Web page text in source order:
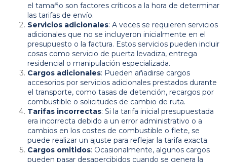
el tamaño son factores críticos a la hora de determinar
las tarifas de envío.
Servicios adicionales: A veces se requieren servicios
adicionales que no se incluyeron inicialmente en el
presupuesto o la factura. Estos servicios pueden incluir
cosas como servicio de puerta levadiza, entrega
residencial o manipulación especializada.
Cargos adicionales: Pueden añadirse cargos
accesorios por servicios adicionales prestados durante
el transporte, como tasas de detención, recargos por
combustible o solicitudes de cambio de ruta.
Tarifas incorrectas: Si la tarifa inicial presupuestada
era incorrecta debido a un error administrativo o a
cambios en los costes de combustible o flete, se
puede realizar un ajuste para reflejar la tarifa exacta.
Cargos omitidos: Ocasionalmente, algunos cargos
pueden pasar desapercibidos cuando se genera la